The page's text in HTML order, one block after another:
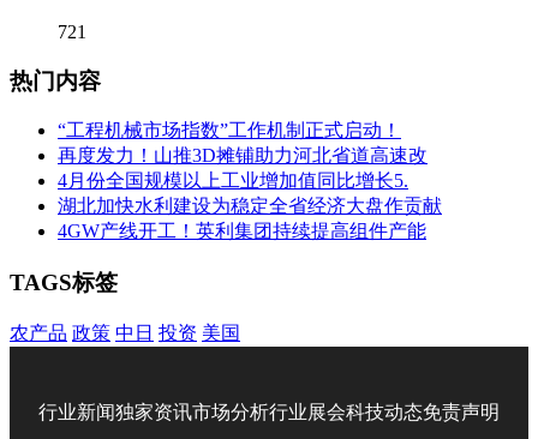
721
热门内容
“工程机械市场指数”工作机制正式启动！
再度发力！山推3D摊铺助力河北省道高速改
4月份全国规模以上工业增加值同比增长5.
湖北加快水利建设为稳定全省经济大盘作贡献
4GW产线开工！英利集团持续提高组件产能
TAGS标签
农产品 政策 中日 投资 美国
行业新闻独家资讯市场分析行业展会科技动态免责声明